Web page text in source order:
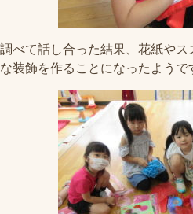
調べて話し合った結果、花紙や
な装飾を作ることになったようで